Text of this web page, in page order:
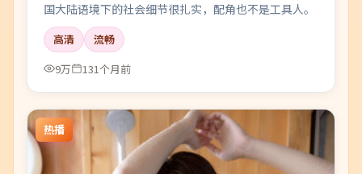
国大陆语境下的社会细节很扎实，配角也不是工具人。
高清
流畅
9万
131个月前
热播